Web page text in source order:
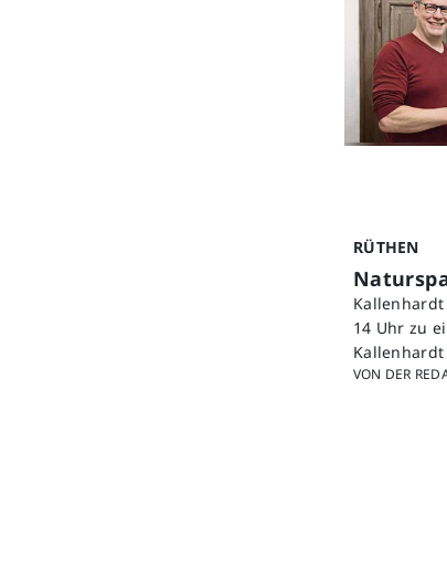
RÜTHEN
14 Uhr zu
VON DER